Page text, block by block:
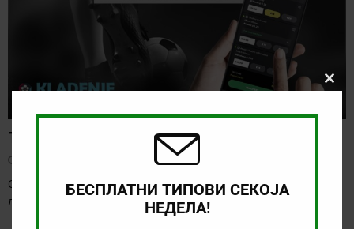
Тикет на денот (петок, 07.08.2026)
Овој викенд веќе бележиме старт на послабите европски
лиги, а за кратко ќе започнат и[…]
БЕСПЛАТНИ ТИПОВИ СЕКОЈА
НЕДЕЛА!